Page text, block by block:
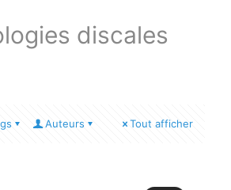
discales
Auteurs Tout afficher